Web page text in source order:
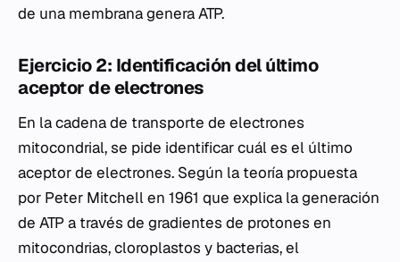
de una membrana genera ATP.
Ejercicio 2: Identificación del último
aceptor de electrones
En la cadena de transporte de electrones
mitocondrial, se pide identificar cuál es el último
aceptor de electrones. Según la teoría propuesta
por Peter Mitchell en 1961 que explica la generación
de ATP a través de gradientes de protones en
mitocondrias, cloroplastos y bacterias, el